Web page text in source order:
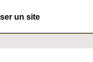
un site